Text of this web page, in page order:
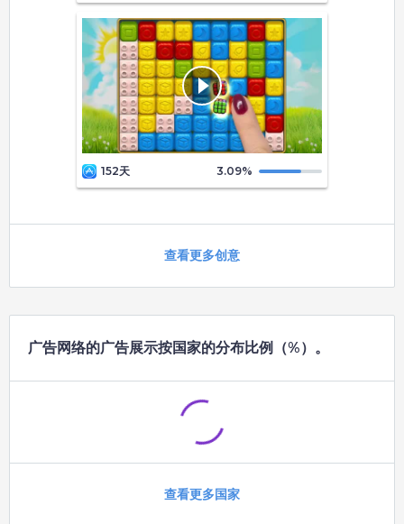
152天 3.09%
查看更多创意
广告网络的广告展示按国家的分布比例（%）。
查看更多国家